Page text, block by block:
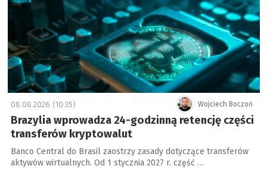
Wojciech Boczoń
08.08.2026 (10:35)
Brazylia wprowadza 24-godzinną retencję części
transferów kryptowalut
Banco Central do Brasil zaostrzy zasady dotyczące transferów
aktywów wirtualnych. Od 1 stycznia 2027 r. część …